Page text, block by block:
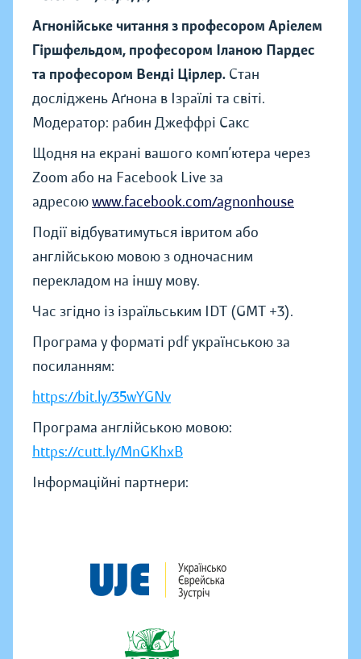
Агнонійське читання з професором Аріелем
Гіршфельдом, професором Іланою Пардес
та професором Венді Цірлер. Стан
досліджень Аґнона в Ізраїлі та світі.
Модератор: рабин Джеффрі Сакс
Щодня на екрані вашого комп’ютера через
Zoom або на Facebook Live за
адресоюwww.facebook.com/agnonhouse
Події відбуватимуться івритом або
англійською мовою з одночасним
перекладом на іншу мову.
Час згідно із ізраїльським IDT (GMT +3).
Програма у форматі pdf українською за
посиланням:
https://bit.ly/35wYGNv
Програма англійською мовою:
https://cutt.ly/MnGKhxB
Інформаційні партнери: